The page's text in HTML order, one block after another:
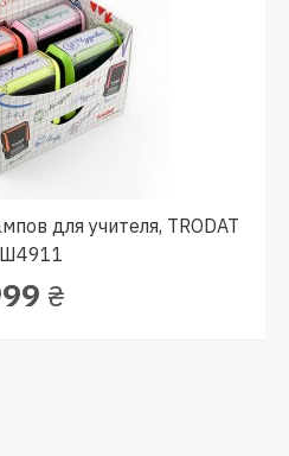
для учителя, TRODAT
₴